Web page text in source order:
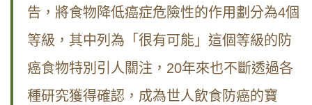
告，將食物降低癌症危險性的作用劃分為4個
等級，其中列為「很有可能」這個等級的防
癌食物特別引人關注，20年來也不斷透過各
種研究獲得確認，成為世人飲食防癌的寶